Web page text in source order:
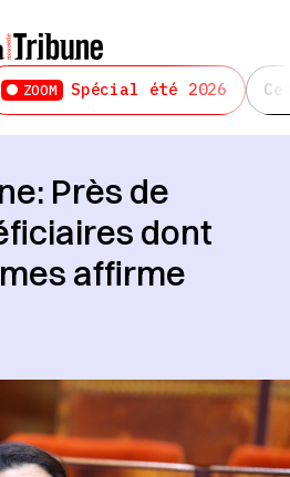
ZOOM Spécial été 2026
Près de
dont
affirme